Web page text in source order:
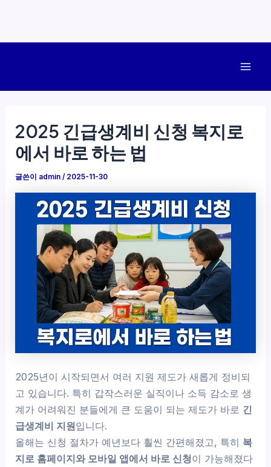
2025 긴급생계비 신청 복지로
에서 바로 하는 법
글쓴이 admin/ 2025-11-30
2025년이 시작되면서 여러 지원 제도가 새롭게 정비되
고 있습니다. 특히 갑작스러운 실직이나 소득 감소로 생
계가 어려워진 분들에게 큰 도움이 되는 제도가 바로 긴
급생계비 지원입니다.
올해는 신청 절차가 예년보다 훨씬 간편해졌고, 특히 복
지로 홈페이지와 모바일 앱에서 바로 신청이 가능해졌다